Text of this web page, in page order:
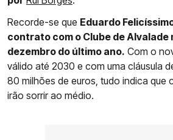
Recorde-se que Eduardo
contrato com o Clube de Alvalade
dezembro do último ano. Com o
válido até 2030 e com uma cláusula
80 milhões de euros, tudo indica que
irão sorrir ao médio.